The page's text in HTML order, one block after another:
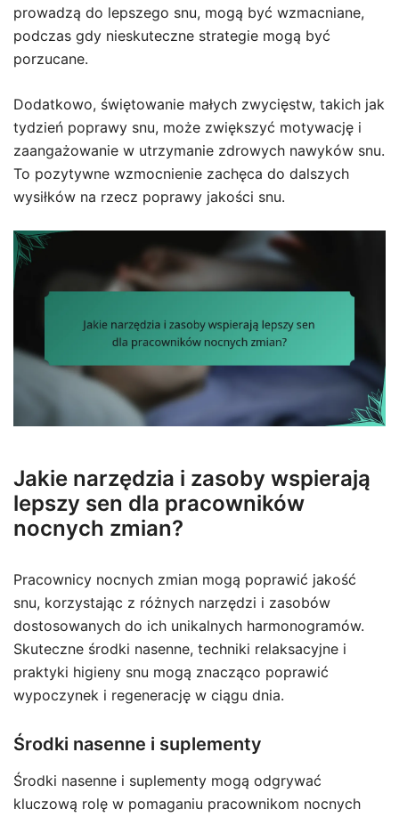
prowadzą do lepszego snu, mogą być wzmacniane,
podczas gdy nieskuteczne strategie mogą być
porzucane.
Dodatkowo, świętowanie małych zwycięstw, takich jak
tydzień poprawy snu, może zwiększyć motywację i
zaangażowanie w utrzymanie zdrowych nawyków snu.
To pozytywne wzmocnienie zachęca do dalszych
wysiłków na rzecz poprawy jakości snu.
Jakie narzędzia i zasoby wspierają
lepszy sen dla pracowników
nocnych zmian?
Pracownicy nocnych zmian mogą poprawić jakość
snu, korzystając z różnych narzędzi i zasobów
dostosowanych do ich unikalnych harmonogramów.
Skuteczne środki nasenne, techniki relaksacyjne i
praktyki higieny snu mogą znacząco poprawić
wypoczynek i regenerację w ciągu dnia.
Środki nasenne i suplementy
Środki nasenne i suplementy mogą odgrywać
kluczową rolę w pomaganiu pracownikom nocnych